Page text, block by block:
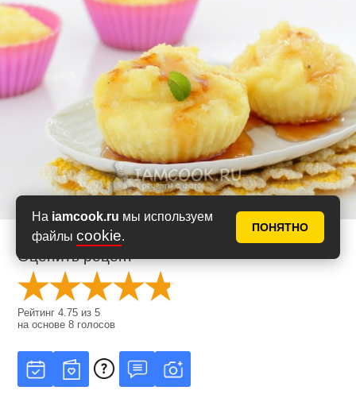
На iamcook.ru мы используем
файлы cookie.
ПОНЯТНО
Оценить рецепт
Рейтинг4.75 из5
на основе8 голосов